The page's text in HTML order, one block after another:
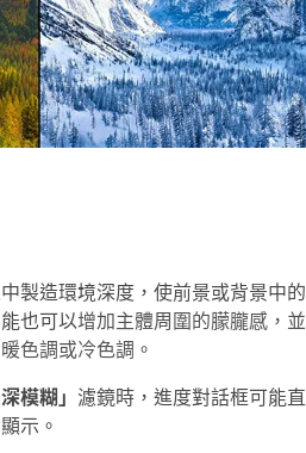
製造環境深度，使前景或背景中的
也可以增加主體周圍的朦朧感，並
色調或冷色調 。
模糊」 濾鏡時，進度對話框可能直
示。